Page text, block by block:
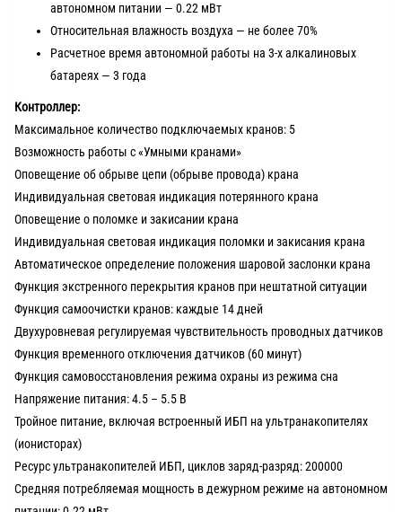
автономном питании — 0.22 мВт
Относительная влажность воздуха — не более 70%
Расчетное время автономной работы на 3-х алкалиновых
батареях — 3 года
Контроллер:
Максимальное количество подключаемых кранов: 5
Возможность работы с «Умными кранами»
Оповещение об обрыве цепи (обрыве провода) крана
Индивидуальная световая индикация потерянного крана
Оповещение о поломке и закисании крана
Индивидуальная световая индикация поломки и закисания крана
Автоматическое определение положения шаровой заслонки крана
Функция экстренного перекрытия кранов при нештатной ситуации
Функция самоочистки кранов: каждые 14 дней
Двухуровневая регулируемая чувствительность проводных датчиков
Функция временного отключения датчиков (60 минут)
Функция самовосстановления режима охраны из режима сна
Напряжение питания: 4.5 – 5.5 В
Тройное питание, включая встроенный ИБП на ультранакопителях
(ионисторах)
Ресурс ультранакопителей ИБП, циклов заряд-разряд: 200000
Средняя потребляемая мощность в дежурном режиме на автономном